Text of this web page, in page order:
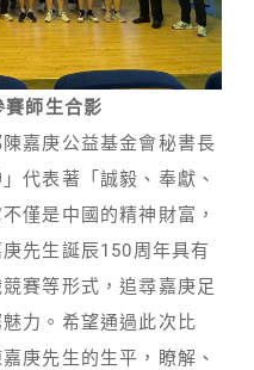
賽師生合影
嘉庚公益基金會秘書長
代表著「誠毅、奉獻、
僅是中國的精神財富，
先生誕辰150周年具有
賽等形式，追尋嘉庚足
力。希望通過此次比
庚先生的生平，瞭解、